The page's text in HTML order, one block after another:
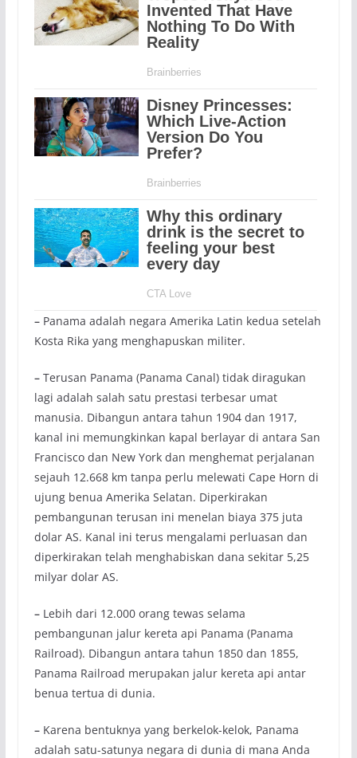
–Panama adalah negara Amerika Latin kedua setelah
Kosta Rika yang menghapuskan militer.
–Terusan Panama (Panama Canal) tidak diragukan
lagi adalah salah satu prestasi terbesar umat
manusia. Dibangun antara tahun 1904 dan 1917,
kanal ini memungkinkan kapal berlayar di antara San
Francisco dan New York dan menghemat perjalanan
sejauh 12.668 km tanpa perlu melewati Cape Horn di
ujung benua Amerika Selatan. Diperkirakan
pembangunan terusan ini menelan biaya 375 juta
dolar AS. Kanal ini terus mengalami perluasan dan
diperkirakan telah menghabiskan dana sekitar 5,25
milyar dolar AS.
–Lebih dari 12.000 orang tewas selama
pembangunan jalur kereta api Panama (Panama
Railroad). Dibangun antara tahun 1850 dan 1855,
Panama Railroad merupakan jalur kereta api antar
benua tertua di dunia.
–Karena bentuknya yang berkelok-kelok, Panama
adalah satu-satunya negara di dunia di mana Anda